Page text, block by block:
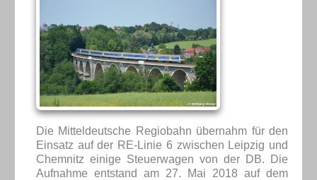
Die Mitteldeutsche Regiobahn übernahm für den
Einsatz auf der RE-Linie 6 zwischen Leipzig und
Chemnitz einige Steuerwagen von der DB. Die
Aufnahme entstand am 27. Mai 2018 auf dem